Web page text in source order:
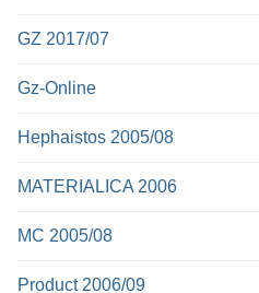
GZ 2017/07
Gz-Online
Hephaistos 2005/08
MATERIALICA 2006
MC 2005/08
Product 2006/09